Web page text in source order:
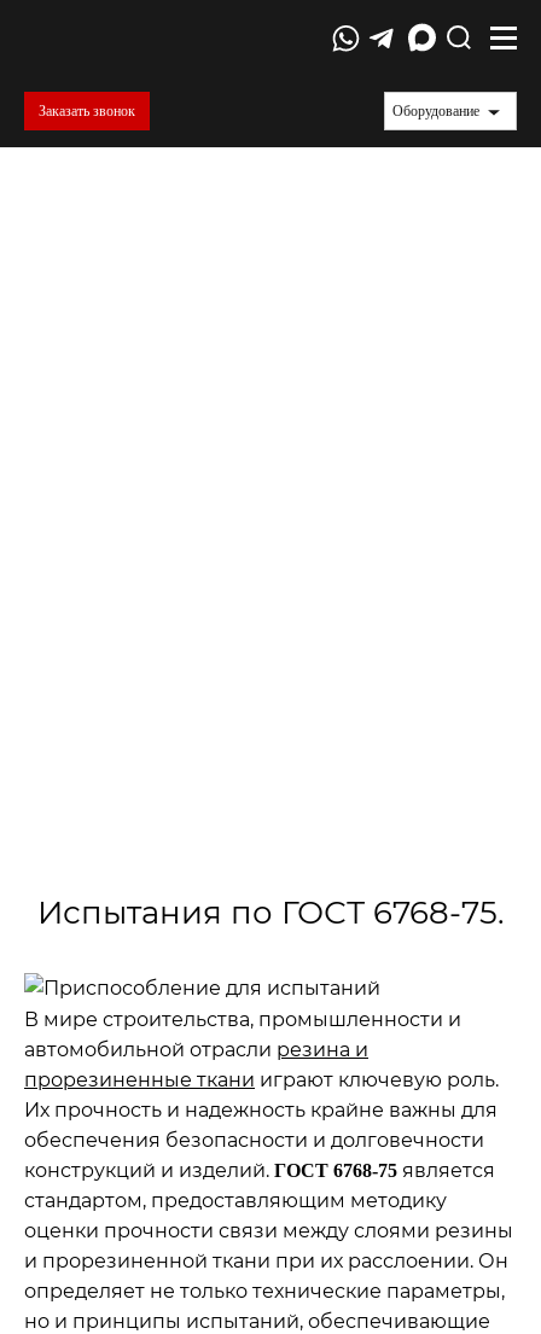
Заказать звонок Оборудование
Испытания по ГОСТ 6768-75.
В мире строительства, промышленности и
автомобильной отрасли резина и
прорезиненные ткани играют ключевую роль.
Их прочность и надежность крайне важны для
обеспечения безопасности и долговечности
конструкций и изделий. ГОСТ 6768-75 является
стандартом, предоставляющим методику
оценки прочности связи между слоями резины
и прорезиненной ткани при их расслоении. Он
определяет не только технические параметры,
но и принципы испытаний, обеспечивающие